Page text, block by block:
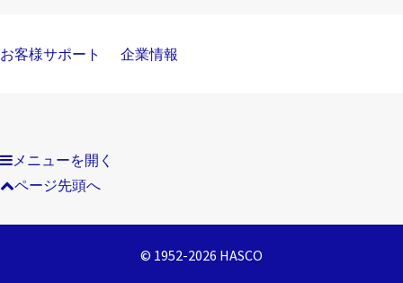
お客様サポート 企業情報
メニューを開く
ページ先頭へ
© 1952-2026 HASCO